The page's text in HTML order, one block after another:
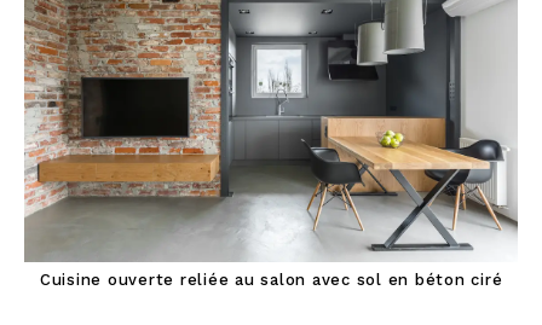
Cuisine ouverte reliée au salon avec sol en béton ciré